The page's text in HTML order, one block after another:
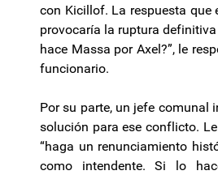
con Kicillof. La respuesta que
provocaría la ruptura
hace Massa por Axel?”, le
funcionario.
Por su parte, un jefe comunal
solución para ese conflicto.
“haga un renunciamiento
como intendente. Si lo